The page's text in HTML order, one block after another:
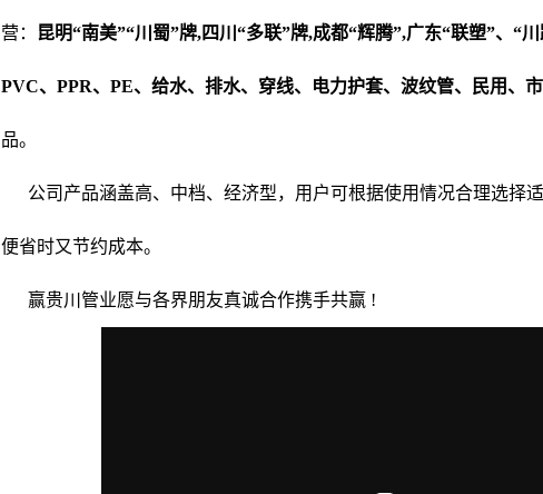
营： 昆明“南美”“川蜀”牌,四川“多联”牌,成都“辉腾”,广东“联塑”、“川
PVC、PPR、PE、给水、排水、穿线、电力护套、波纹管、民用、
品。
公司产品涵盖高、中档、经济型，用户可根据使用情况合理选择
便省时又节约成本。
赢贵川管业愿与各界朋友真诚合作携手共赢 !